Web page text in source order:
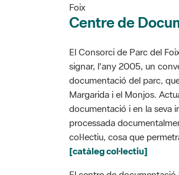
Foix
Centre de
El Consorci de Parc del
signar, l'any 2005, un
documentació del parc,
Margarida i el Monjos.
documentació i en la seva
processada
col·lectiu, cosa que
[catàleg col·lectiu]